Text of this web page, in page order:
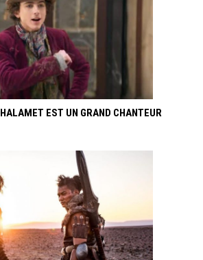
EST UN GRAND CHANTEUR